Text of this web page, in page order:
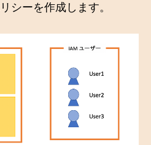
シーを作成します。